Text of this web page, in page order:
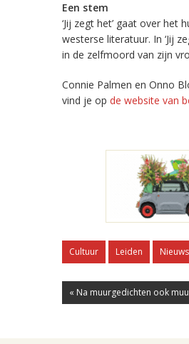
Een stem
‘Jij zegt het’ gaat over
westerse literatuur. In ‘Jij
in de zelfmoord van zijn
Connie Palmen en Onno
vind je op de website van
Cultuur Leiden Nieuws
« Na muurgedichten ook